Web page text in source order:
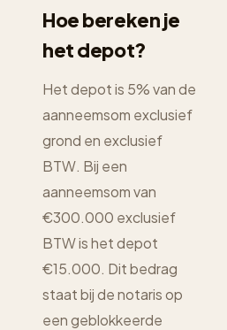
Hoe bereken je
het depot?
Het depot is 5% van de
aanneemsom exclusief
grond en exclusief
BTW. Bij een
aanneemsom van
€300.000 exclusief
BTW is het depot
€15.000. Dit bedrag
staat bij de notaris op
een geblokkeerde